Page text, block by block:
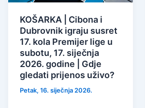
KOŠARKA | Cibona i
Dubrovnik igraju susret
17. kola Premijer lige u
subotu, 17. siječnja
2026. godine | Gdje
gledati prijenos uživo?
Petak, 16. siječnja 2026.